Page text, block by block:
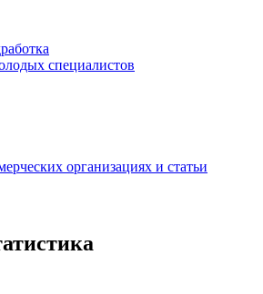
специалистов
организациях и статьи